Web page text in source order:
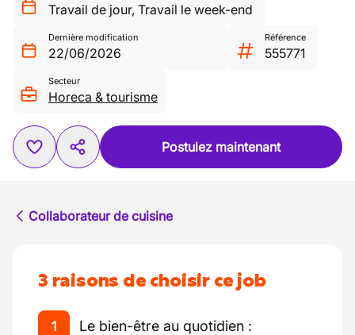
Travail de jour, Travail le week-end
Dernière modification
22/06/2026
Référence
555771
Secteur
Horeca & tourisme
Postulez maintenant
Collaborateur de cuisine
3 raisons de choisir ce job
1 Le bien-être au quotidien :